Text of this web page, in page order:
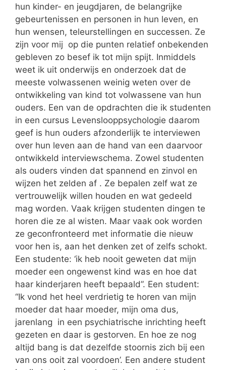
hun kinder- en jeugdjaren, de belangrijke
gebeurtenissen en personen in hun leven, en
hun wensen, teleurstellingen en successen. Ze
zijn voor mij op die punten relatief onbekenden
gebleven zo besef ik tot mijn spijt. Inmiddels
weet ik uit onderwijs en onderzoek dat de
meeste volwassenen weinig weten over de
ontwikkeling van kind tot volwassene van hun
ouders. Een van de opdrachten die ik studenten
in een cursus Levenslooppsychologie daarom
geef is hun ouders afzonderlijk te interviewen
over hun leven aan de hand van een daarvoor
ontwikkeld interviewschema. Zowel studenten
als ouders vinden dat spannend en zinvol en
wijzen het zelden af . Ze bepalen zelf wat ze
vertrouwelijk willen houden en wat gedeeld
mag worden. Vaak krijgen studenten dingen te
horen die ze al wisten. Maar vaak ook worden
ze geconfronteerd met informatie die nieuw
voor hen is, aan het denken zet of zelfs schokt.
Een studente: ‘ik heb nooit geweten dat mijn
moeder een ongewenst kind was en hoe dat
haar kinderjaren heeft bepaald”. Een student:
“Ik vond het heel verdrietig te horen van mijn
moeder dat haar moeder, mijn oma dus,
jarenlang in een psychiatrische inrichting heeft
gezeten en daar is gestorven. En hoe ze nog
altijd bang is dat dezelfde stoornis zich bij een
van ons ooit zal voordoen’. Een andere student